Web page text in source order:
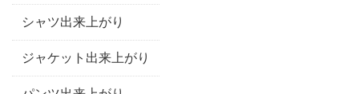
シャツ出来上がり
ジャケット出来上がり